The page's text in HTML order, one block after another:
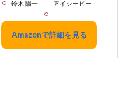
鈴木 陽一 アイシーピー
Amazonで詳細を見る